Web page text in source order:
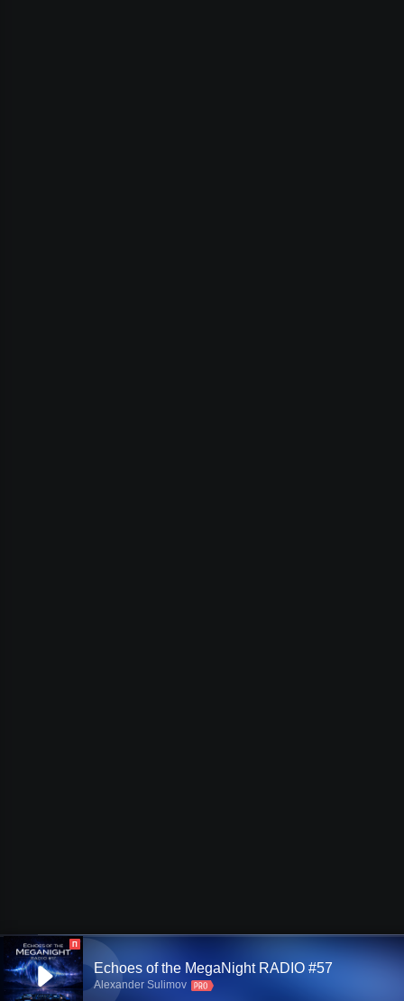
П
Echoes of the MegaNight RADIO #57
Alexander Sulimov